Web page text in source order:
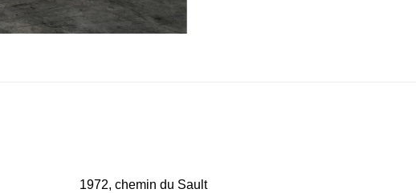
1972, chemin du Sault